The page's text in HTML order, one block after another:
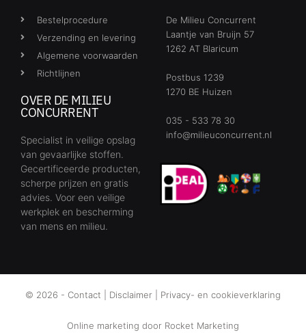
Bestelprocedure
Verzending en levering
Algemene voorwaarden
Richtlijnen
OVER DE MILIEU
CONCURRENT
Specialist in veilige opslag
van gevaarlijke stoffen.
Gecertificeerde producten,
scherpe prijzen en gratis
advies. Voor een veilige
werkplek en bescherming
van mens en milieu.
De Milieu Concurrent
Laantje van Bruijn 57
1262 AT Blaricum
Postbus 1239
1270 BE Huizen
035 - 533 78 30
info@milieuconcurrent.nl
© 2026 - Contact Disclaimer Privacy- en cookieverklaring
Online marketing door Rocket Marketing